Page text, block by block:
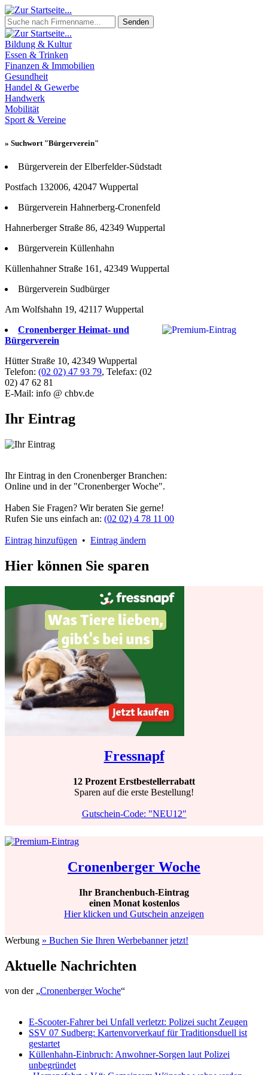
Senden
Bildung & Kultur
Essen & Trinken
Finanzen & Immobilien
Gesundheit
Handel & Gewerbe
Handwerk
Mobilität
Sport & Vereine
» Suchwort "Bürgerverein"
Bürgerverein der Elberfelder-Südstadt
Postfach 132006, 42047 Wuppertal
Bürgerverein Hahnerberg-Cronenfeld
Hahnerberger Straße 86, 42349 Wuppertal
Bürgerverein Küllenhahn
Küllenhahner Straße 161, 42349 Wuppertal
Bürgerverein Sudbürger
Am Wolfshahn 19, 42117 Wuppertal
Cronenberger Heimat- und
Bürgerverein
Hütter Straße 10, 42349 Wuppertal
Telefon: (02 02) 47 93 79, Telefax: (02
02) 47 62 81
E-Mail: info @ chbv.de
Ihr Eintrag
Ihr Eintrag in den Cronenberger Branchen:
Online und in der "Cronenberger Woche".
Haben Sie Fragen? Wir beraten Sie gerne!
Rufen Sie uns einfach an: (02 02) 4 78 11 00
Eintrag hinzufügen • Eintrag ändern
Hier können Sie sparen
Fressnapf
12 Prozent Erstbestellerrabatt
Sparen auf die erste Bestellung!
Gutschein-Code: "NEU12"
Cronenberger Woche
Ihr Branchenbuch-Eintrag
einen Monat kostenlos
Hier klicken und Gutschein anzeigen
Werbung » Buchen Sie Ihren Werbebanner jetzt!
Aktuelle Nachrichten
von der „Cronenberger Woche“
E-Scooter-Fahrer bei Unfall verletzt: Polizei sucht Zeugen
SSV 07 Sudberg: Kartenvorverkauf für Traditionsduell ist
gestartet
Küllenhahn-Einbruch: Anwohner-Sorgen laut Polizei
unbegründet